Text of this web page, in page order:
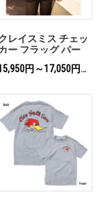
レイスミス チェッ
ー フラッグ パー
15,950円～17,050円
(税